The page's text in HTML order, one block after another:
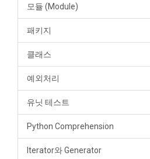
모듈 (Module)
패키지
클래스
예외처리
유닛 테스트
Python Comprehension
Iterator와 Generator